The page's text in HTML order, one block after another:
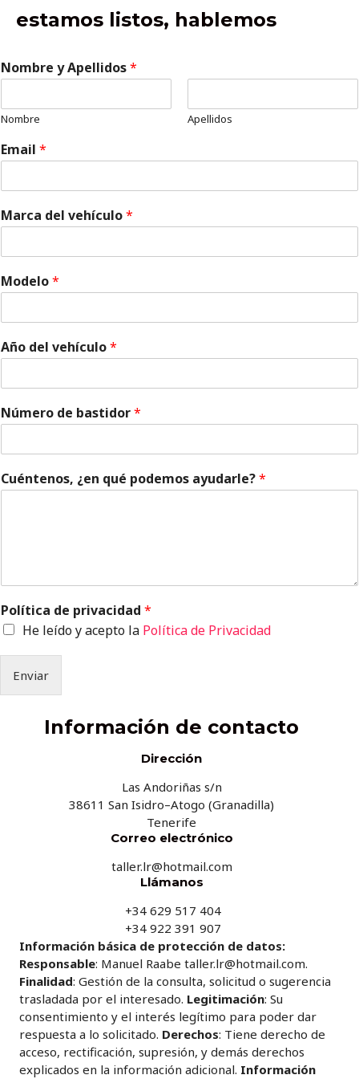
estamos listos, hablemos
Nombre y Apellidos*
Nombre Apellidos
Email *
Marca del vehículo*
Modelo*
Año del vehículo*
Número de bastidor*
Cuéntenos, ¿en qué podemos ayudarle?*
Política de privacidad *
He leído y acepto la Política de Privacidad
Enviar
Información de contacto
Dirección
Las Andoriñas s/n
38611 San Isidro–Atogo (Granadilla)
Tenerife
Correo electrónico
taller.lr@hotmail.com
Llámanos
+34 629 517 404
+34 922 391 907
Información básica de protección de datos:
Responsable: Manuel Raabe taller.lr@hotmail.com.
Finalidad: Gestión de la consulta, solicitud o sugerencia
trasladada por el interesado. Legitimación: Su
consentimiento y el interés legítimo para poder dar
respuesta a lo solicitado. Derechos: Tiene derecho de
acceso, rectificación, supresión, y demás derechos
explicados en la información adicional. Información